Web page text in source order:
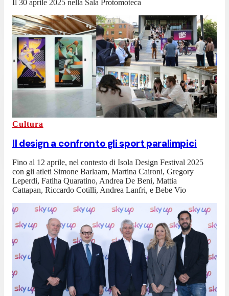
Il 30 aprile 2025 nella Sala Protomoteca
Cultura
Il design a confronto gli sport paralimpici
Fino al 12 aprile, nel contesto di Isola Design Festival 2025
con gli atleti Simone Barlaam, Martina Caironi, Gregory
Leperdi, Fatiha Quaratino, Andrea De Beni, Mattia
Cattapan, Riccardo Cotilli, Andrea Lanfri, e Bebe Vio